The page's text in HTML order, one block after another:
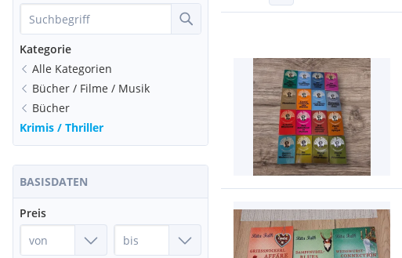
Kategorie
Alle Kategorien
Bücher / Filme / Musik
Bücher
Krimis / Thriller
BASISDATEN
Preis